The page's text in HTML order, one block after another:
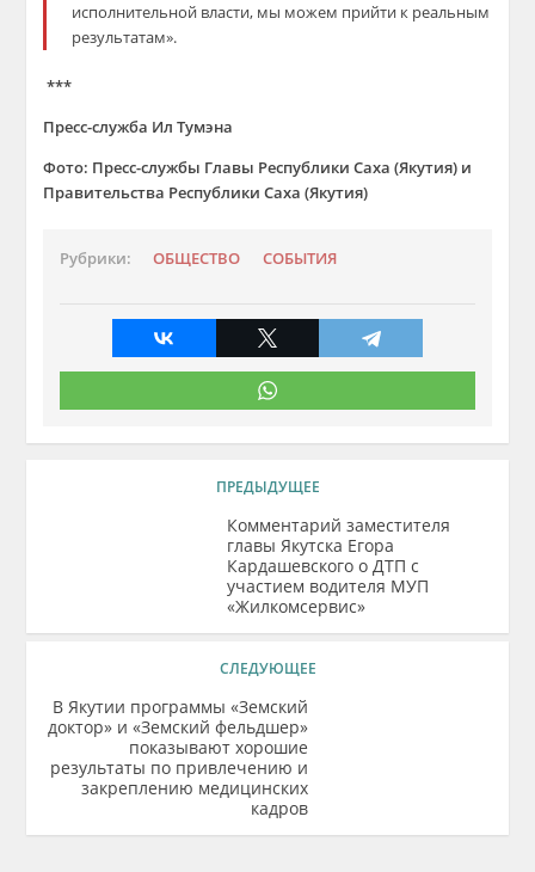
исполнительной власти, мы можем прийти к реальным
результатам».
***
Пресс-служба Ил Тумэна
Фото: Пресс-службы Главы Республики Саха (Якутия) и
Правительства Республики Саха (Якутия)
Рубрики: ОБЩЕСТВО СОБЫТИЯ
ПРЕДЫДУЩЕЕ
Комментарий заместителя
главы Якутска Егора
Кардашевского о ДТП с
участием водителя МУП
«Жилкомсервис»
СЛЕДУЮЩЕЕ
В Якутии программы «Земский
доктор» и «Земский фельдшер»
показывают хорошие
результаты по привлечению и
закреплению медицинских
кадров